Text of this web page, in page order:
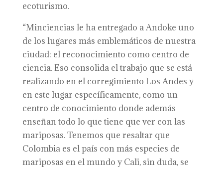
ecoturismo.
“Minciencias le ha entregado a Andoke uno
de los lugares más emblemáticos de nuestra
ciudad: el reconocimiento como centro de
ciencia. Eso consolida el trabajo que se está
realizando en el corregimiento Los Andes y
en este lugar específicamente, como un
centro de conocimiento donde además
enseñan todo lo que tiene que ver con las
mariposas. Tenemos que resaltar que
Colombia es el país con más especies de
mariposas en el mundo y Cali, sin duda, se